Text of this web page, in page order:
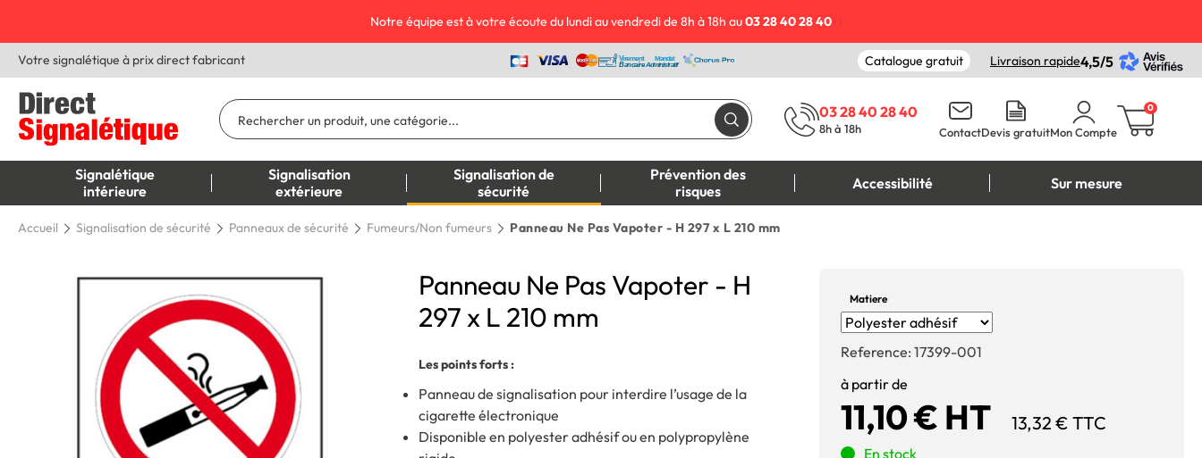
Notre équipe est à votre écoute du lundi au vendredi de 8h à 18h au03 28 40 28 40
Votre signalétique à prix direct fabricant Catalogue gratuit Livraison rapide4,5/5
03 28 40 28 40
8h à 18h ContactDevis gratuitMon Compte
0
Signalétique
intérieure
Signalisation
extérieure
Signalisation de
sécurité
Prévention des
risques
Accessibilité Sur mesure
Accueil Signalisation de sécurité Panneaux de sécurité Fumeurs/Non fumeurs Panneau Ne Pas Vapoter - H 297 x L 210 mm
Panneau Ne Pas Vapoter - H
297 x L 210 mm
Les points forts :
Panneau de signalisation pour interdire l’usage de la
cigarette électronique
Disponible en polyester adhésif ou en polypropylène
Matiere
Reference: 17399-001
à partir de
11,10 € HT 13,32 € TTC
En stock